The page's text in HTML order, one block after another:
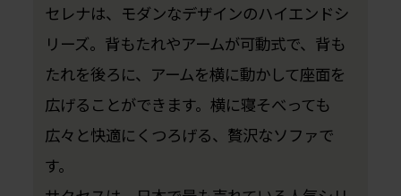
セレナは、モダンなデザインのハイエンドシ
リーズ。背もたれやアームが可動式で、背も
たれを後ろに、アームを横に動かして座面を
広げることができます。横に寝そべっても
広々と快適にくつろげる、贅沢なソファで
す。